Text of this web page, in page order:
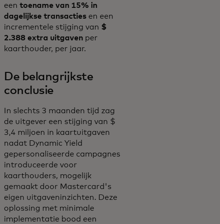
een toename van 15% in
dagelijkse transacties en een
incrementele stijging van $
2.388 extra uitgaven per
kaarthouder, per jaar.
De belangrijkste
conclusie
In slechts 3 maanden tijd zag
de uitgever een stijging van $
3,4 miljoen in kaartuitgaven
nadat Dynamic Yield
gepersonaliseerde campagnes
introduceerde voor
kaarthouders, mogelijk
gemaakt door Mastercard's
eigen uitgaveninzichten. Deze
oplossing met minimale
implementatie bood een